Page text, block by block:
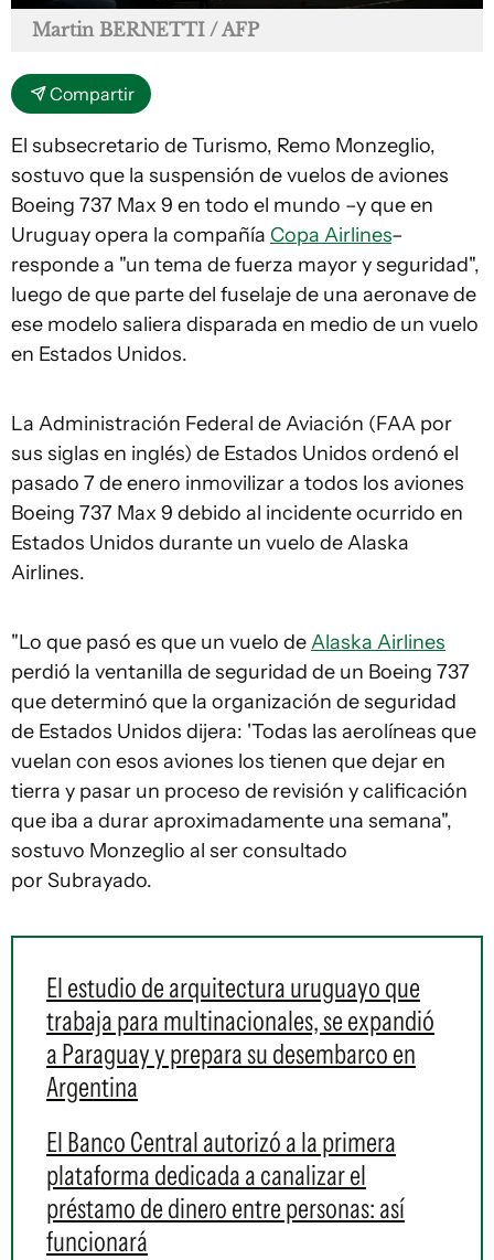
Martin BERNETTI / AFP
Compartir
El subsecretario de Turismo, Remo Monzeglio,
sostuvo que la suspensión de vuelos de aviones
Boeing 737 Max 9 en todo el mundo –y que en
Uruguay opera la compañía Copa Airlines–
responde a "un tema de fuerza mayor y seguridad",
luego de que parte del fuselaje de una aeronave de
ese modelo saliera disparada en medio de un vuelo
en Estados Unidos.
La Administración Federal de Aviación (FAA por
sus siglas en inglés) de Estados Unidos ordenó el
pasado 7 de enero inmovilizar a todos los aviones
Boeing 737 Max 9 debido al incidente ocurrido en
Estados Unidos durante un vuelo de Alaska
Airlines.
"Lo que pasó es que un vuelo deAlaska Airlines
perdió la ventanilla de seguridad de un Boeing 737
que determinó que la organización de seguridad
de Estados Unidos dijera: 'Todas las aerolíneas que
vuelan con esos aviones los tienen que dejar en
tierra y pasar un proceso de revisión y calificación
que iba a durar aproximadamente una semana",
sostuvo Monzeglio al ser consultado
por Subrayado.
El estudio de arquitectura uruguayo que
trabaja para multinacionales, se expandió
a Paraguay y prepara su desembarco en
Argentina
El Banco Central autorizó a la primera
plataforma dedicada a canalizar el
préstamo de dinero entre personas: así
funcionará